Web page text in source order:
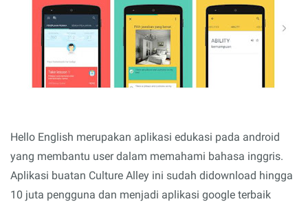
Hello English merupakan aplikasi edukasi pada android
yang membantu user dalam memahami bahasa inggris.
Aplikasi buatan Culture Alley ini sudah didownload hingga
10 juta pengguna dan menjadi aplikasi google terbaik